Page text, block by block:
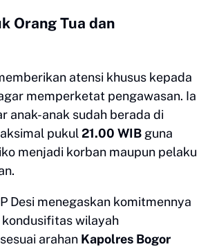
Orang Tua dan
atensi khusus kepada
memperketat pengawasan. Ia
anak-anak sudah berada di
pukul 21.00 WIB guna
menjadi korban maupun pelaku
Desi menegaskan komitmennya
wilayah
arahan Kapolres Bogor